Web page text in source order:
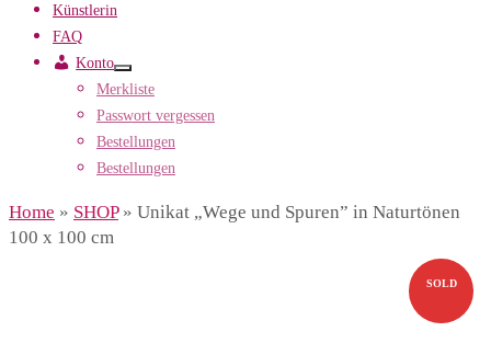
Künstlerin
FAQ
Konto
Merkliste
Passwort vergessen
Bestellungen
Bestellungen
Home » SHOP» Unikat „Wege und Spuren” in Naturtönen
100 x 100 cm
SOLD